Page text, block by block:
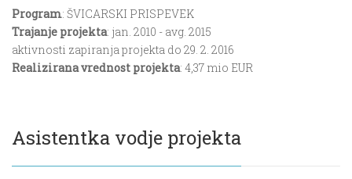
Program: ŠVICARSKI PRISPEVEK
Trajanje projekta: jan. 2010 - avg. 2015
aktivnosti zapiranja projekta do 29. 2. 2016
Realizirana vrednost projekta: 4,37 mio EUR
Asistentka vodje projekta